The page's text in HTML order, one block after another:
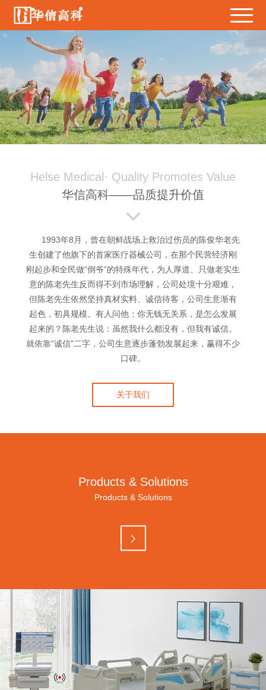
Helse Medical· Quality Promotes Value
华信高科——品质提升价值
1993年8月，曾在朝鲜战场上救治过伤员的陈俊华老先
生创建了他旗下的首家医疗器械公司，在那个民营经济刚
刚起步和全民做“倒爷”的特殊年代，为人厚道、只做老实生
意的陈老先生反而得不到市场理解，公司处境十分艰难，
但陈老先生依然坚持真材实料、诚信待客，公司生意渐有
起色，初具规模。有人问他：你无钱无关系，是怎么发展
起来的？陈老先生说：虽然我什么都没有，但我有诚信。
就依靠“诚信”二字，公司生意逐步蓬勃发展起来，赢得不少
口碑。
关于我们
Products & Solutions
Products & Solutions